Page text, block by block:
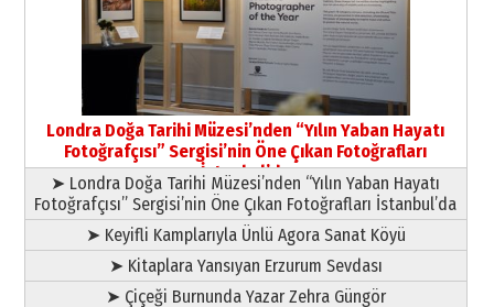
HAVVA’NIN ÜÇ KIZI
09 Temmuz 2026 Perşembe
Yusuf POLAT
Şampiyonluk Sebahattin Şirin’e
yazar
11 Mayıs 2026 Pazartesi
Londra Doğa Tarihi Müzesi’nden “Yılın Yaban Hayatı
Fotoğrafçısı” Sergisi’nin Öne Çıkan Fotoğrafları
İstanbul’da
➤ Londra Doğa Tarihi Müzesi’nden “Yılın Yaban Hayatı
Fotoğrafçısı” Sergisi’nin Öne Çıkan Fotoğrafları İstanbul’da
➤ Keyifli Kamplarıyla Ünlü Agora Sanat Köyü
➤ Kitaplara Yansıyan Erzurum Sevdası
➤ Çiçeği Burnunda Yazar Zehra Güngör